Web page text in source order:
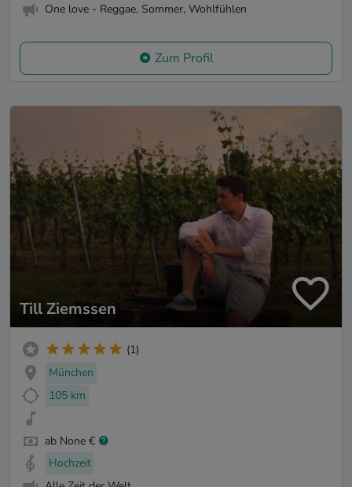
One love - Reggae, Sommer, Wohlfühlen
Zum Profil
Till Ziemssen
(1)
München
105 km
ab None €
Hochzeit